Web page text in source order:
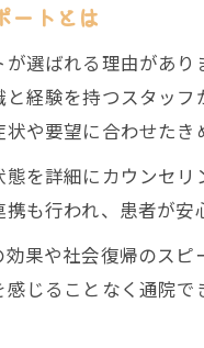
自賠責保険で交通事
通院負担を減らす交
交通事故治療の費用
自賠責保険活用で安
交通事故治療の通院
院での交通事故治療
整骨院の交通事故治
交通事故治療に整骨
ートとは
選ばれる理由があ
経験を持つスタッ
や要望に合わせたき
を詳細にカウンセ
も行われ、患者が安
果や社会復帰のス
じることなく通院で